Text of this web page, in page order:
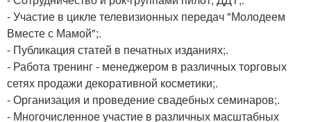
- Участие в цикле телевизионных передач "Молодеем
Вместе с Мамой";.
- Публикация статей в печатных изданиях;.
- Работа тренинг - менеджером в различных торговых
сетях продажи декоративной косметики;.
- Организация и проведение свадебных семинаров;.
- Многочисленное участие в различных масштабных